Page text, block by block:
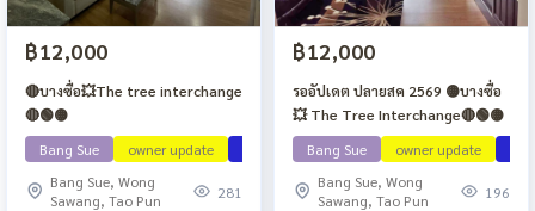
฿12,000
🔴บางซื่อ💥The tree interchange
🔴🟢🟡
Bang Sue
owner update
Bang Sue, Wong
Sawang, Tao Pun
281
฿12,000
รออัปเดต ปลายสค 2569 🟡บางซื่อ
💥 The Tree Interchange🔴🟢🟡
Bang Sue
owner update
Bang Sue, Wong
Sawang, Tao Pun
196